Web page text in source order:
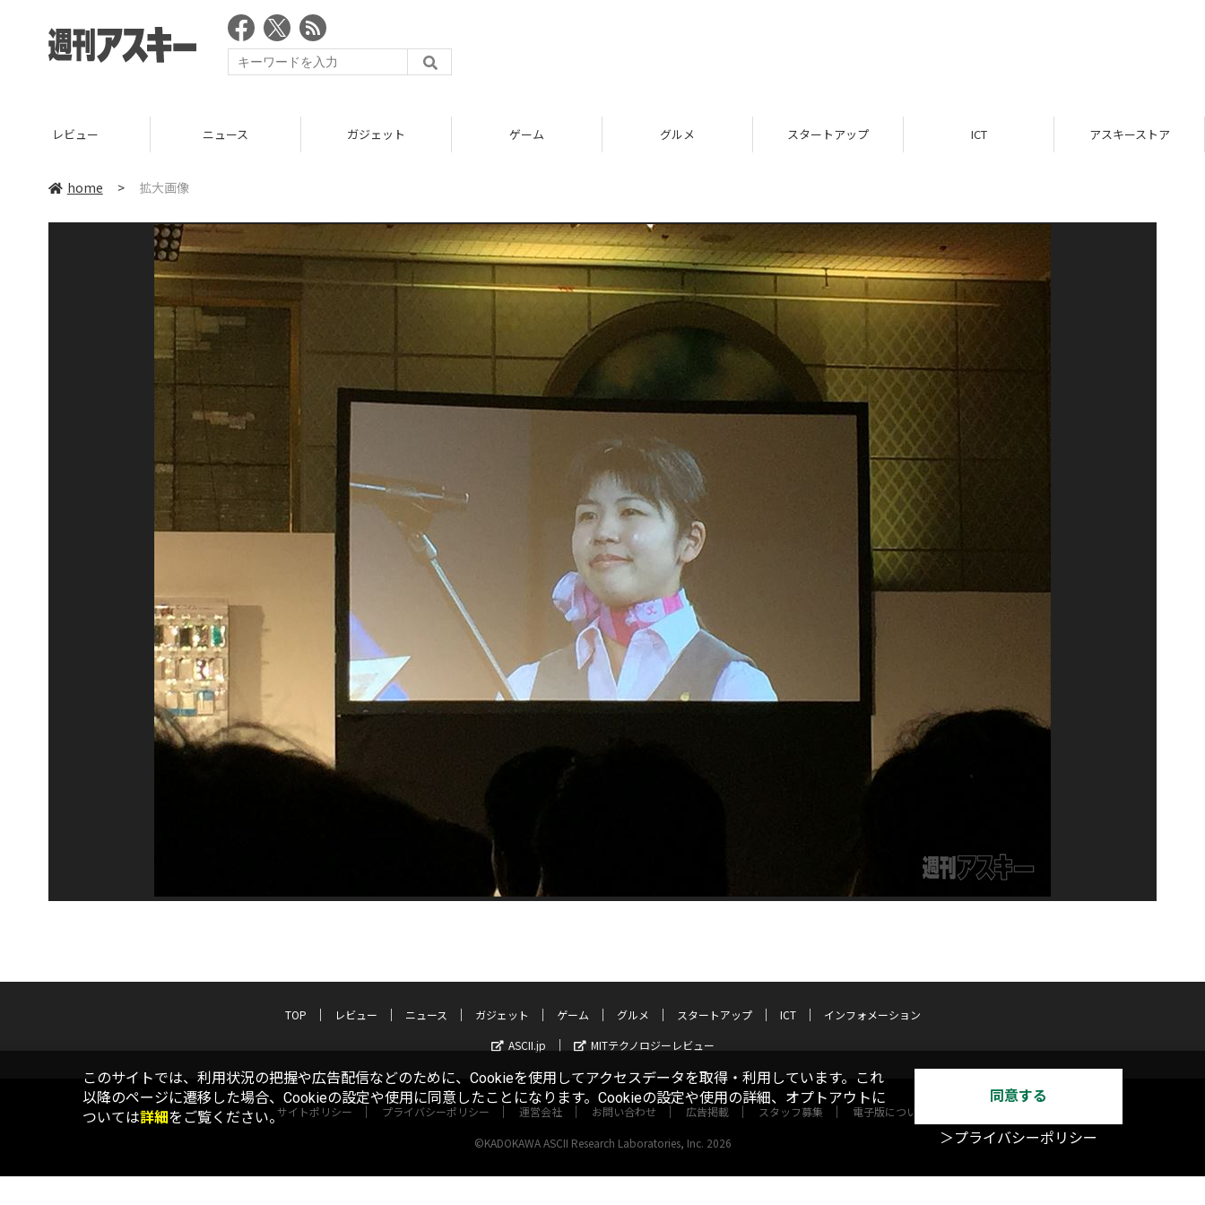
レビュー ニュース ガジェット ゲーム グルメ スタートアップ ICT アスキーストア
home > 拡大画像
TOP レビュー ニュース ガジェット ゲーム グルメ スタートアップ ICT
インフォメーション
ASCII.jp
MITテクノロジーレビュー
サイトポリシー プライバシーポリシー 運営会社 お問い合わせ 広告掲載 スタッフ募集 電子版について
©KADOKAWA ASCII Research Laboratories, Inc. 2026
このサイトでは、利用状況の把握や広告配信などのために、Cookieを使用してアクセスデータを取得・利用しています。これ
以降のページに遷移した場合、Cookieの設定や使用に同意したことになります。Cookieの設定や使用の詳細、オプトアウトに
ついては詳細をご覧ください。
同意する
＞プライバシーポリシー